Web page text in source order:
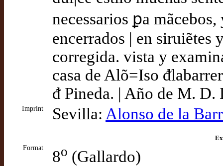
necessarios ꝑa
encerrados | en siruiẽtes
corregida. vista y
casa de Alõ=Iso
ᵭ Pineda. | Año de M.
Imprint Sevilla: Alonso de la
Format
8o (Gallardo)